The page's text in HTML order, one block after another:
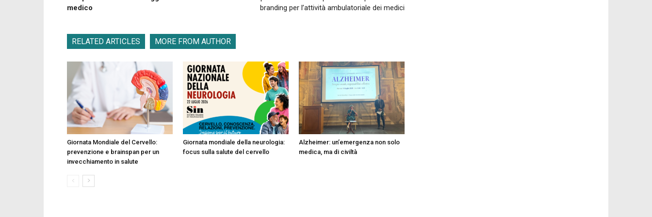
medico
branding per l’attività ambulatoriale dei medici
RELATED ARTICLES MORE FROM AUTHOR
Giornata Mondiale del Cervello:
prevenzione e brainspan per un
invecchiamento in salute
Giornata mondiale della neurologia:
focus sulla salute del cervello
Alzheimer: un’emergenza non solo
medica, ma di civiltà